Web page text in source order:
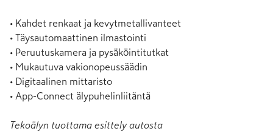
• Kahdet renkaat ja kevytmetallivanteet
• Täysautomaattinen ilmastointi
• Peruutuskamera ja pysäköintitutkat
• Mukautuva vakionopeussäädin
• Digitaalinen mittaristo
• App-Connect älypuhelinliitäntä
Tekoälyn tuottama esittely autosta